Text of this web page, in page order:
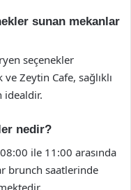
sunan mekanlar
seçenekler
Zeytin Cafe, sağlıklı
idealdir.
nedir?
ile 11:00 arasında
brunch saatlerinde